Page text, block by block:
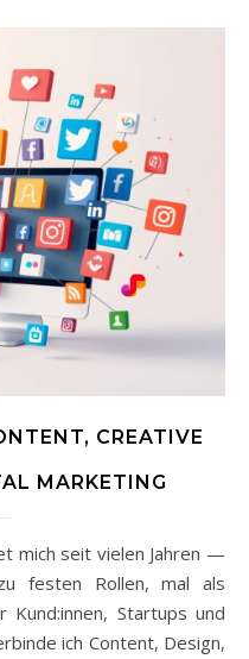
CREATIVE
MARKETING
festen Rollen, mal als
Startups und
ich Content, Design,